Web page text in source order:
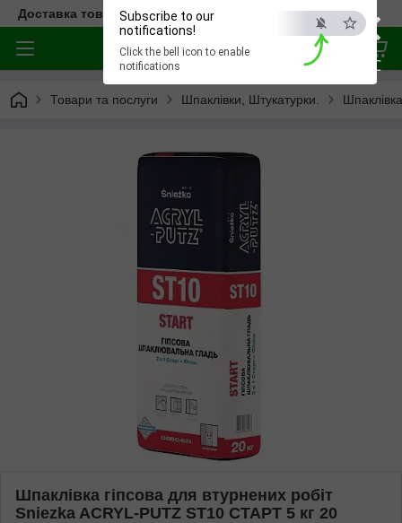
×
ESC
Subscribe to our
notifications!
Click the bell icon to enable
notifications
Доставка товара по всей Украине
Товари та послуги Шпаклівки, Штукатурки.
Шпаклівка гіпсова для втурнених робіт
Sniezka ACRYL-PUTZ ST10 СТАРТ 5 кг 20